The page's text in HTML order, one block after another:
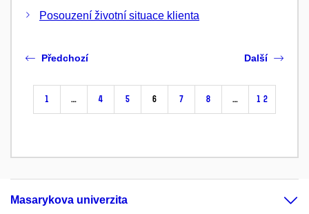
Posouzení životní situace klienta
Předchozí
1 … 4 5 6 7 8 … 12
Další
Masarykova univerzita